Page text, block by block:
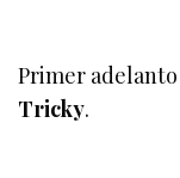
Primer
Tricky.